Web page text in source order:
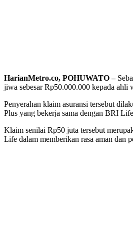
HarianMetro.co, POHUWATO –
jiwa sebesar Rp50.000.000 kepada
Penyerahan klaim asuransi tersebut
Plus yang bekerja sama dengan BRI
Klaim senilai Rp50 juta tersebut
Life dalam memberikan rasa aman dan